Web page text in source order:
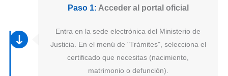
Paso 1: Acceder al portal oficial
Entra en la sede electrónica del Ministerio de
Justicia. En el menú de "Trámites", selecciona el
certificado que necesitas (nacimiento,
matrimonio o defunción).